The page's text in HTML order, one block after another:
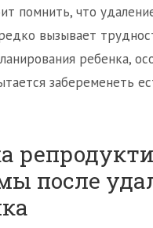
помнить, что
вызывает
ребенка,
забеременеть
после